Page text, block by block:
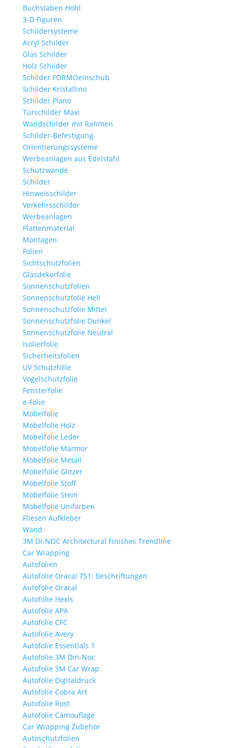
Buchstaben Hohl
3-D Figuren
Schildersysteme
Acryl Schilder
Glas Schilder
Holz Schilder
Schilder FORMOeinschub
Schilder Kristallino
Schilder Plano
Türschilder Maxi
Wandschilder mit Rahmen
Schilder-Befestigung
Orientierungssysteme
Werbeanlagen aus Edelstahl
Schutzwände
Schilder
Hinweisschilder
Verkehrsschilder
Werbeanlagen
Plattenmaterial
Montagen
Folien
Sichtschutzfolien
Glasdekorfolie
Sonnenschutzfolien
Sonnenschutzfolie Hell
Sonnenschutzfolie Mittel
Sonnenschutzfolie Dunkel
Sonnenschutzfolie Neutral
Isolierfolie
Sicherheitsfolien
UV Schutzfolie
Vogelschutzfolie
Fensterfolie
e-Folie
Möbelfolie
Möbelfolie Holz
Möbelfolie Leder
Möbelfolie Marmor
Möbelfolie Metall
Möbelfolie Glitzer
Möbelfolie Stoff
Möbelfolie Stein
Möbelfolie Unifarben
Fliesen Aufkleber
Wand
3M DI-NOC Architectural Finishes Trendline
Car Wrapping
Autofolien
Autofolie Oracal 751: Beschriftungen
Autofolie Oracal
Autofolie Hexis
Autofolie APA
Autofolie CFC
Autofolie Avery
Autofolie Essentials 1
Autofolie 3M Din-Noc
Autofolie 3M Car Wrap
Autofolie Digitaldruck
Autofolie Cobra Art
Autofolie Rost
Autofolie Camouflage
Car Wrapping Zubehör
Autoschutzfolien